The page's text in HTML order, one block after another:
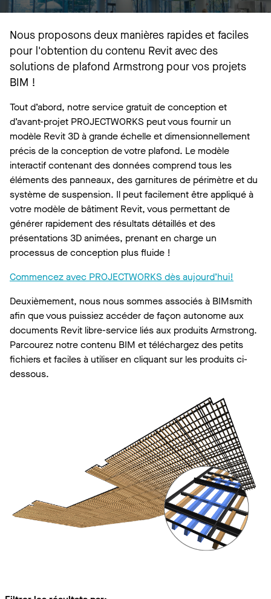
Nous proposons deux manières rapides et faciles
pour l'obtention du contenu Revit avec des
solutions de plafond Armstrong pour vos projets
BIM !
Tout d’abord, notre service gratuit de conception et
d’avant-projet PROJECTWORKS peut vous fournir un
modèle Revit 3D à grande échelle et dimensionnellement
précis de la conception de votre plafond. Le modèle
interactif contenant des données comprend tous les
éléments des panneaux, des garnitures de périmètre et du
système de suspension. Il peut facilement être appliqué à
votre modèle de bâtiment Revit, vous permettant de
générer rapidement des résultats détaillés et des
présentations 3D animées, prenant en charge un
processus de conception plus fluide !
Commencez avec PROJECTWORKS dès aujourd’hui!
Deuxièmement, nous nous sommes associés à BIMsmith
afin que vous puissiez accéder de façon autonome aux
documents Revit libre-service liés aux produits Armstrong.
Parcourez notre contenu BIM et téléchargez des petits
fichiers et faciles à utiliser en cliquant sur les produits ci-
dessous.